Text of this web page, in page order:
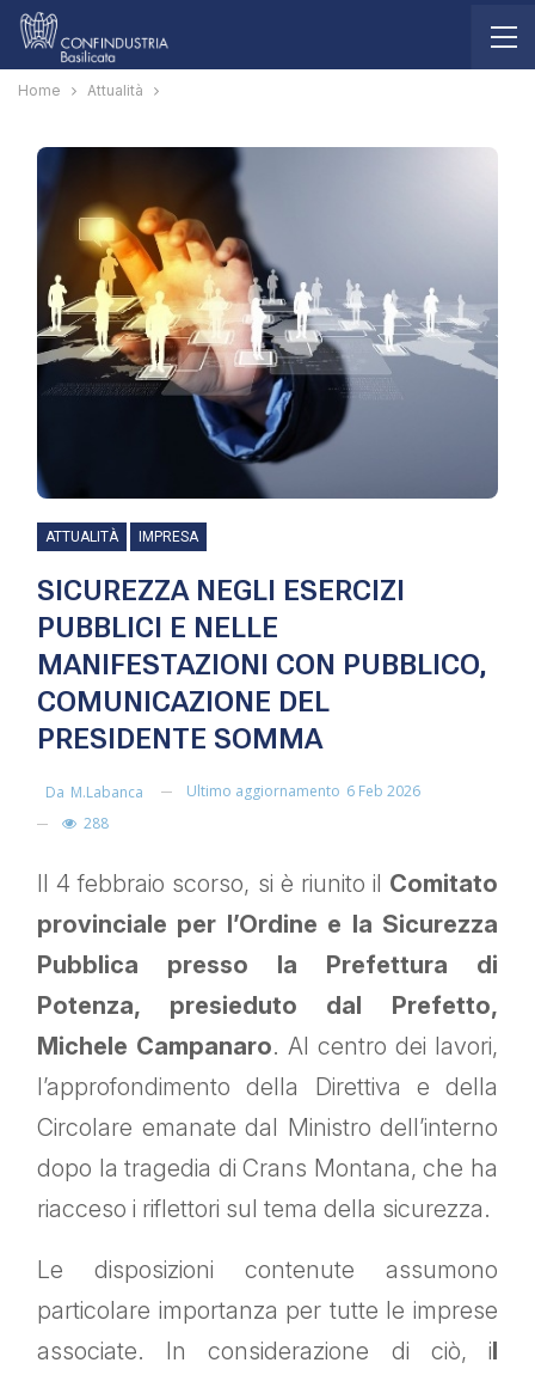
Home Attualità
ATTUALITÀ IMPRESA
SICUREZZA NEGLI ESERCIZI
PUBBLICI E NELLE
MANIFESTAZIONI CON PUBBLICO,
COMUNICAZIONE DEL
PRESIDENTE SOMMA
Da M.labanca Ultimo aggiornamento 6 Feb 2026
288
Il 4 febbraio scorso, si è riunito il Comitato
provinciale per l’Ordine e la Sicurezza
Pubblica presso la Prefettura di
Potenza, presieduto dal Prefetto,
Michele Campanaro. Al centro dei lavori,
l’approfondimento della Direttiva e della
Circolare emanate dal Ministro dell’interno
dopo la tragedia di Crans Montana, che ha
riacceso i riflettori sul tema della sicurezza.
Le disposizioni contenute assumono
particolare importanza per tutte le imprese
associate. In considerazione di ciò, il